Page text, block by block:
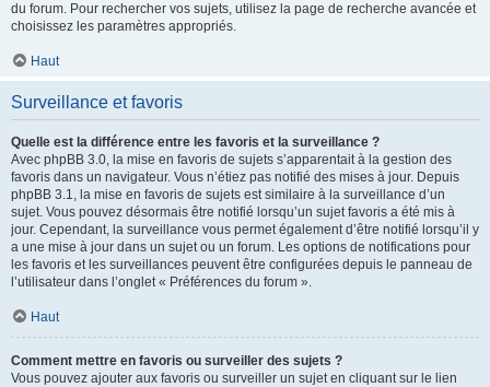
du forum. Pour rechercher vos sujets, utilisez la page de recherche avancée et
choisissez les paramètres appropriés.
Haut
Surveillance et favoris
Quelle est la différence entre les favoris et la surveillance ?
Avec phpBB 3.0, la mise en favoris de sujets s’apparentait à la gestion des
favoris dans un navigateur. Vous n’étiez pas notifié des mises à jour. Depuis
phpBB 3.1, la mise en favoris de sujets est similaire à la surveillance d’un
sujet. Vous pouvez désormais être notifié lorsqu’un sujet favoris a été mis à
jour. Cependant, la surveillance vous permet également d’être notifié lorsqu’il y
a une mise à jour dans un sujet ou un forum. Les options de notifications pour
les favoris et les surveillances peuvent être configurées depuis le panneau de
l’utilisateur dans l’onglet « Préférences du forum ».
Haut
Comment mettre en favoris ou surveiller des sujets ?
Vous pouvez ajouter aux favoris ou surveiller un sujet en cliquant sur le lien